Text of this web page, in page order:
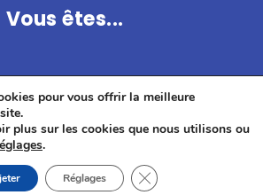
Vous êtes...
pour vous offrir la meilleure
plus sur les cookies que nous utilisons ou
.
Réglages Fermer la bannière